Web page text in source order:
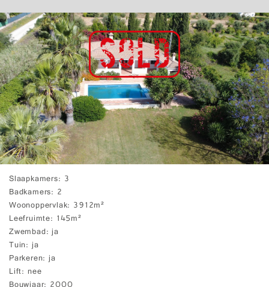
Slaapkamers 3
Badkamers 2
Woonoppervlak 3912m²
Leefruimte 145m²
Zwembad ja
Tuin ja
Parkeren ja
Lift nee